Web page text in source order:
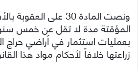
ونصت المادة 30 على
المؤقتة مدة لا تقل عن خمس
بعمليات استثمار في أراضي حراج
زراعتها خلافاً لأحكام مواد هذا